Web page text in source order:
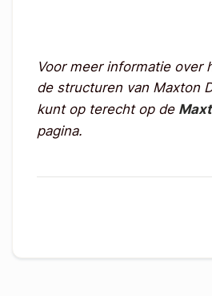
Voor meer informatie over
de structuren van Maxton
kunt op terecht op de
pagina.